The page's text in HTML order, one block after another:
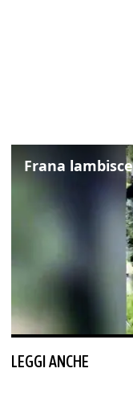
LEGGI ANCHE